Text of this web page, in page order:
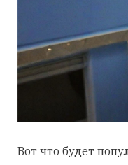
Вот что будет